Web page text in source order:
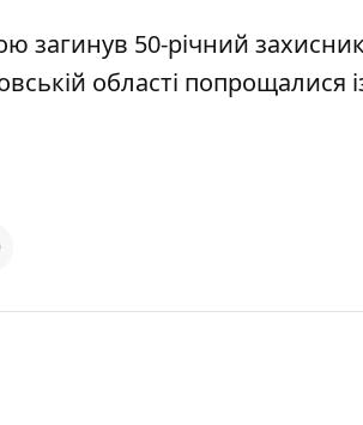
загинув 50-річний
області попрощалися